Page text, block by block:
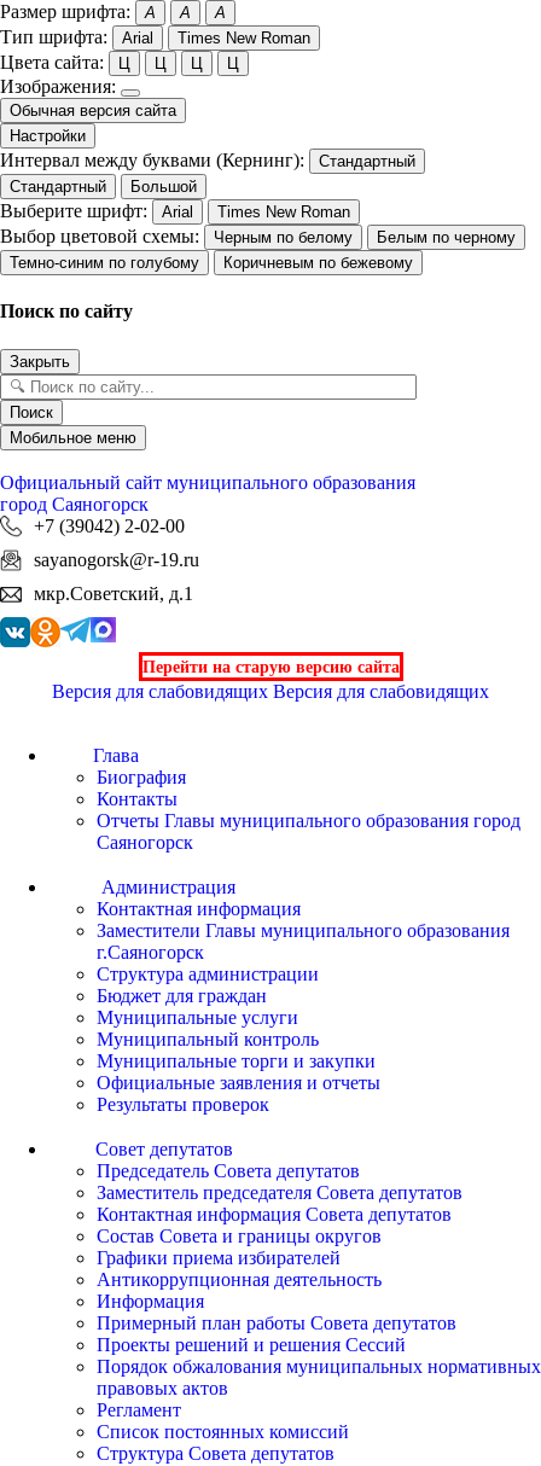
Размер шрифта: A A A
Тип шрифта: Arial Times New Roman
Цвета сайта: Ц Ц Ц Ц
Изображения:
Обычная версия сайта
Настройки
Интервал между буквами (Кернинг):
Стандартный
Стандартный
Большой
Выберите шрифт: Arial Times New Roman
Выбор цветовой схемы: Черным по белому
Белым по черному
Темно-синим по голубому
Коричневым по бежевому
Поиск по сайту
Закрыть
Поиск
Мобильное меню
Официальный сайт муниципального образования
город Саяногорск
+7 (39042) 2-02-00
sayanogorsk@r-19.ru
мкр.Советский, д.1
Перейти на старую версию сайта
Версия для слабовидящих Версия для слабовидящих
Глава
Биография
Контакты
Отчеты Главы муниципального образования город
Саяногорск
Администрация
Контактная информация
Заместители Главы муниципального образования
г.Саяногорск
Структура администрации
Бюджет для граждан
Муниципальные услуги
Муниципальный контроль
Муниципальные торги и закупки
Официальные заявления и отчеты
Результаты проверок
Совет депутатов
Председатель Совета депутатов
Заместитель председателя Совета депутатов
Контактная информация Совета депутатов
Состав Совета и границы округов
Графики приема избирателей
Антикоррупционная деятельность
Информация
Примерный план работы Совета депутатов
Проекты решений и решения Сессий
Порядок обжалования муниципальных нормативных
правовых актов
Регламент
Список постоянных комиссий
Структура Совета депутатов